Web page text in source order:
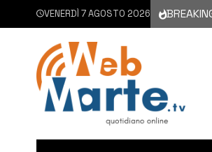
VENERDÌ 7 AGOSTO 20267 AGOSTO 2026